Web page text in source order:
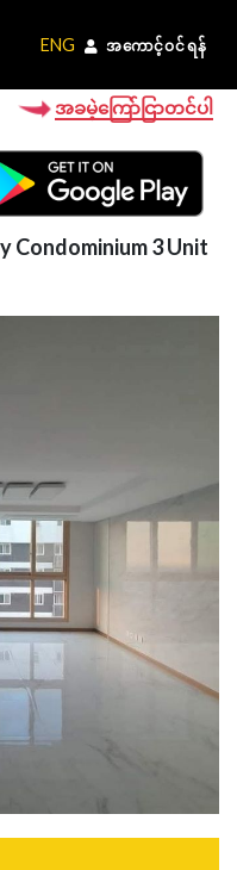
ENG အကောင့်ဝင်ရန်
ENG အကောင့်ဝင်ရန်
အခမဲ့ကြော်ငြာတင်ပါ
3 Unit